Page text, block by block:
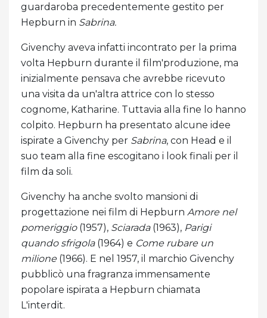
guardaroba precedentemente gestito per
Hepburn in Sabrina.
Givenchy aveva infatti incontrato per la prima
volta Hepburn durante il film'produzione, ma
inizialmente pensava che avrebbe ricevuto
una visita da un'altra attrice con lo stesso
cognome, Katharine. Tuttavia alla fine lo hanno
colpito. Hepburn ha presentato alcune idee
ispirate a Givenchy per Sabrina, con Head e il
suo team alla fine escogitano i look finali per il
film da soli.
Givenchy ha anche svolto mansioni di
progettazione nei film di Hepburn Amore nel
pomeriggio(1957), Sciarada(1963), Parigi
quando sfrigola(1964) e Come rubare un
milione(1966). E nel 1957, il marchio Givenchy
pubblicò una fragranza immensamente
popolare ispirata a Hepburn chiamata
L'interdit.